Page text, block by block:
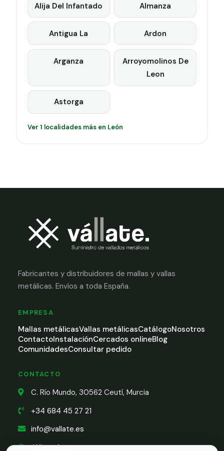
Alija Del Infantado Almanza
Antigua La Ardon
Arganza
Arroyomolinos De
Leon
Astorga
Ver 1 localidades más en León
Fabricantes y distribuidores de mallas y vallas
metálicas. Envíos a toda España.
EMPRESA
Mallas metálicasVallas metálicasCatálogoNosotros
ContactoInstalaciónCercados onlineBlog
ComunidadesConsultar pedido
CONTACTO
C. Río Mundo, 30562 Ceutí, Murcia
+34 684 45 27 21
info@vallate.es
WhatsApp